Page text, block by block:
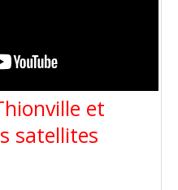
et
satellites